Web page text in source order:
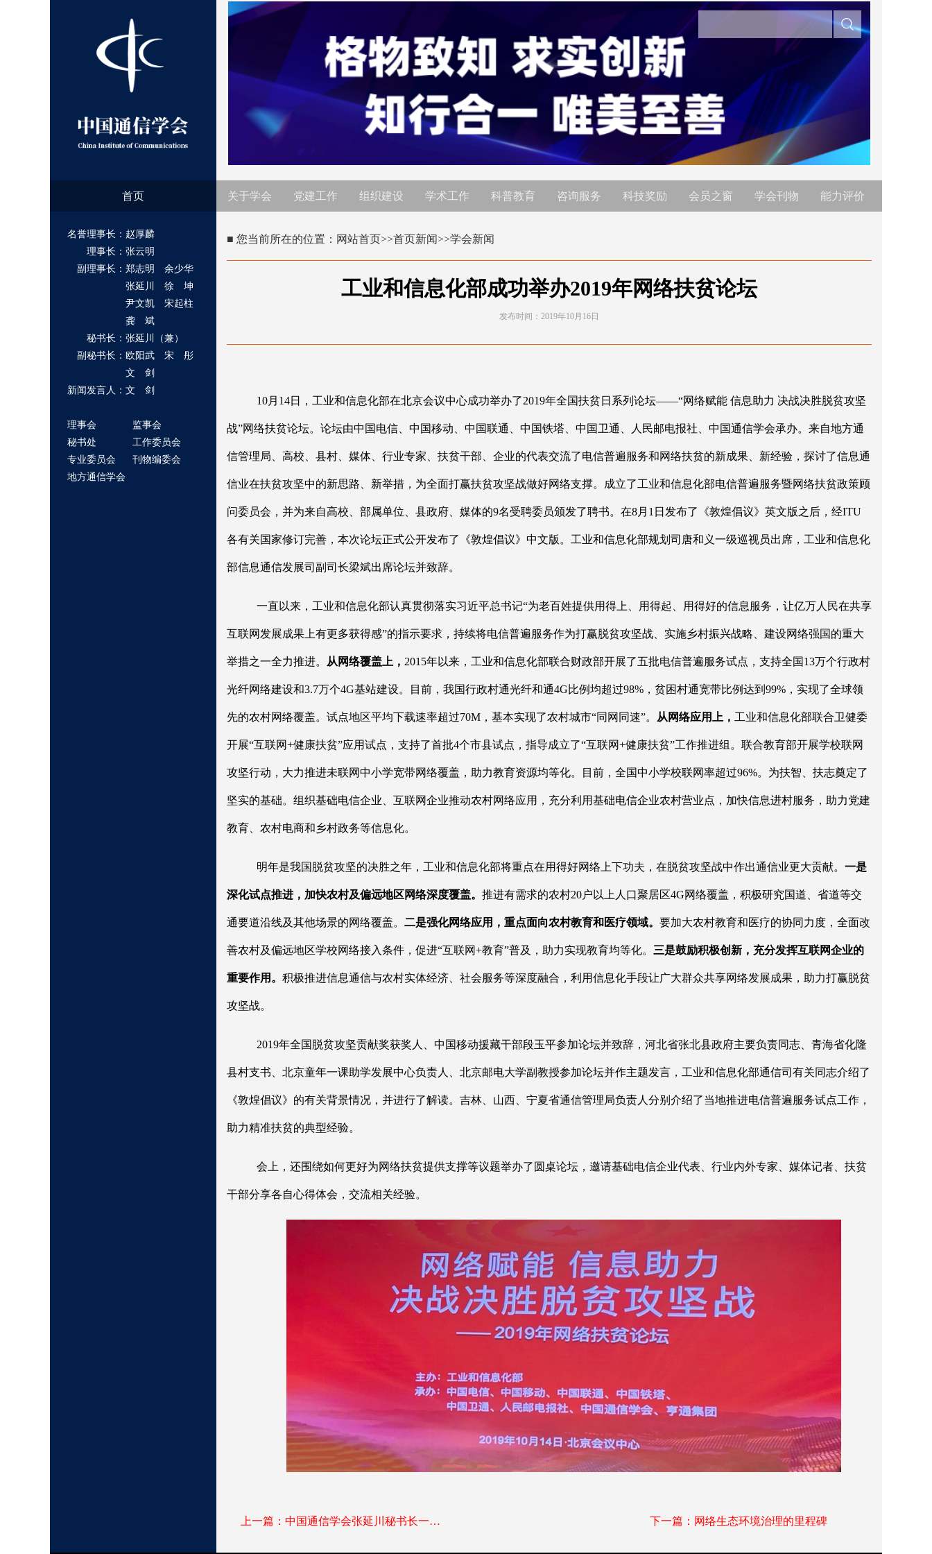
首页 关于学会 党建工作 组织建设 学术工作 科普教育 咨询服务 科技奖励 会员之窗 学会刊物 能力评价
名誉理事长：赵厚麟
理事长：张云明
副理事长：郑志明 余少华
张延川 徐 坤
尹文凯 宋起柱
龚 斌
秘书长：张延川（兼）
副秘书长：欧阳武 宋 彤
文 剑
新闻发言人：文 剑
理事会
监事会
秘书处
工作委员会
专业委员会
刊物编委会
地方通信学会
■ 您当前所在的位置： 网站首页>>首页新闻>>学会新闻
工业和信息化部成功举办2019年网络扶贫论坛
发布时间：2019年10月16日
10月14日，工业和信息化部在北京会议中心成功举办了2019年全国扶贫日系列论坛——“网络赋能 信息助力 决战决胜脱贫攻坚
战”网络扶贫论坛。论坛由中国电信、中国移动、中国联通、中国铁塔、中国卫通、人民邮电报社、中国通信学会承办。来自地方通
信管理局、高校、县村、媒体、行业专家、扶贫干部、企业的代表交流了电信普遍服务和网络扶贫的新成果、新经验，探讨了信息通
信业在扶贫攻坚中的新思路、新举措，为全面打赢扶贫攻坚战做好网络支撑。成立了工业和信息化部电信普遍服务暨网络扶贫政策顾
问委员会，并为来自高校、部属单位、县政府、媒体的9名受聘委员颁发了聘书。在8月1日发布了《敦煌倡议》英文版之后，经ITU
各有关国家修订完善，本次论坛正式公开发布了《敦煌倡议》中文版。工业和信息化部规划司唐和义一级巡视员出席，工业和信息化
部信息通信发展司副司长梁斌出席论坛并致辞。
一直以来，工业和信息化部认真贯彻落实习近平总书记“为老百姓提供用得上、用得起、用得好的信息服务，让亿万人民在共享
互联网发展成果上有更多获得感”的指示要求，持续将电信普遍服务作为打赢脱贫攻坚战、实施乡村振兴战略、建设网络强国的重大
举措之一全力推进。 从网络覆盖上， 2015年以来，工业和信息化部联合财政部开展了五批电信普遍服务试点，支持全国13万个行政村
光纤网络建设和3.7万个4G基站建设。目前，我国行政村通光纤和通4G比例均超过98%，贫困村通宽带比例达到99%，实现了全球领
先的农村网络覆盖。试点地区平均下载速率超过70M，基本实现了农村城市“同网同速”。 从网络应用上， 工业和信息化部联合卫健委
开展“互联网+健康扶贫”应用试点，支持了首批4个市县试点，指导成立了“互联网+健康扶贫”工作推进组。联合教育部开展学校联网
攻坚行动，大力推进未联网中小学宽带网络覆盖，助力教育资源均等化。目前，全国中小学校联网率超过96%。为扶智、扶志奠定了
坚实的基础。组织基础电信企业、互联网企业推动农村网络应用，充分利用基础电信企业农村营业点，加快信息进村服务，助力党建
教育、农村电商和乡村政务等信息化。
明年是我国脱贫攻坚的决胜之年，工业和信息化部将重点在用得好网络上下功夫，在脱贫攻坚战中作出通信业更大贡献。 一是
深化试点推进，加快农村及偏远地区网络深度覆盖。 推进有需求的农村20户以上人口聚居区4G网络覆盖，积极研究国道、省道等交
通要道沿线及其他场景的网络覆盖。 二是强化网络应用，重点面向农村教育和医疗领域。 要加大农村教育和医疗的协同力度，全面改
善农村及偏远地区学校网络接入条件，促进“互联网+教育”普及，助力实现教育均等化。 三是鼓励积极创新，充分发挥互联网企业的
重要作用。 积极推进信息通信与农村实体经济、社会服务等深度融合，利用信息化手段让广大群众共享网络发展成果，助力打赢脱贫
攻坚战。
2019年全国脱贫攻坚贡献奖获奖人、中国移动援藏干部段玉平参加论坛并致辞，河北省张北县政府主要负责同志、青海省化隆
县村支书、北京童年一课助学发展中心负责人、北京邮电大学副教授参加论坛并作主题发言，工业和信息化部通信司有关同志介绍了
《敦煌倡议》的有关背景情况，并进行了解读。吉林、山西、宁夏省通信管理局负责人分别介绍了当地推进电信普遍服务试点工作，
助力精准扶贫的典型经验。
会上，还围绕如何更好为网络扶贫提供支撑等议题举办了圆桌论坛，邀请基础电信企业代表、行业内外专家、媒体记者、扶贫
干部分享各自心得体会，交流相关经验。
上一篇：中国通信学会张延川秘书长一行到四川学会调研指导工作 下一篇：网络生态环境治理的里程碑